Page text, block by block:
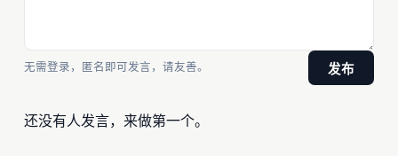
无需登录，匿名即可发言，请友善。 发布
还没有人发言，来做第一个。